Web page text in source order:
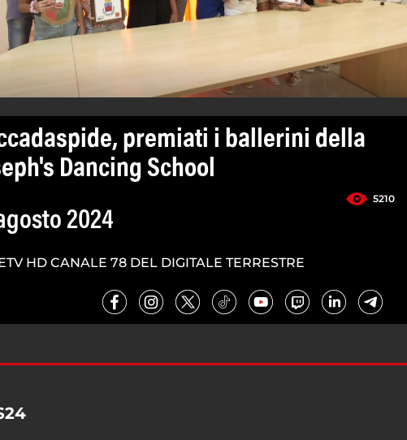
premiati i ballerini della
Dancing School
5210
2024
HD CANALE 78 DEL DIGITALE TERRESTRE